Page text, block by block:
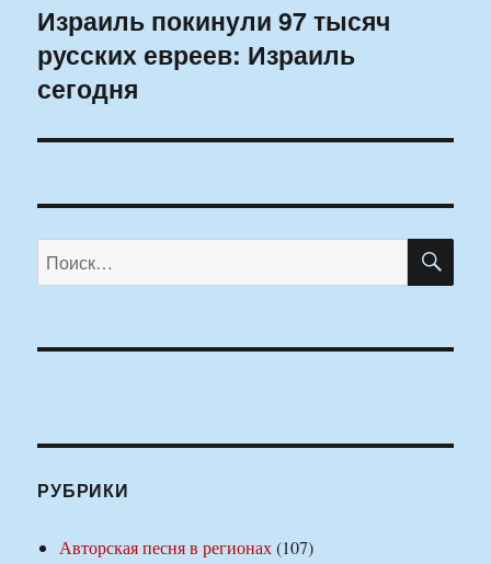
Следующая
запись:
Израиль покинули 97 тысяч
русских евреев: Израиль
сегодня
Искать:
РУБРИКИ
Авторская песня в регионах(107)